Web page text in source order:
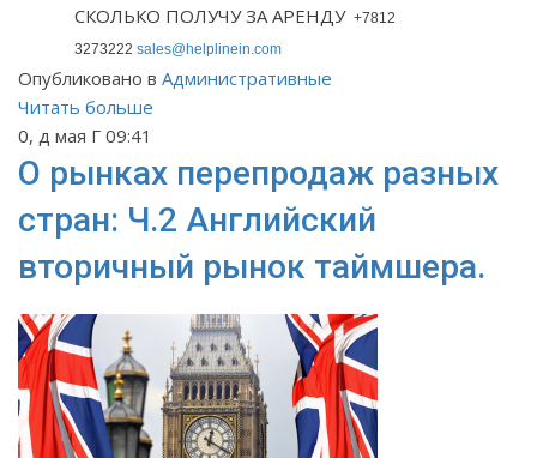
СКОЛЬКО ПОЛУЧУ ЗА АРЕНДУ +7812
3273222sales@helplinein.com
Опубликовано в Административные
Читать больше
0, д мая Г 09:41
О рынках перепродаж разных
стран: Ч.2 Английский
вторичный рынок таймшера.